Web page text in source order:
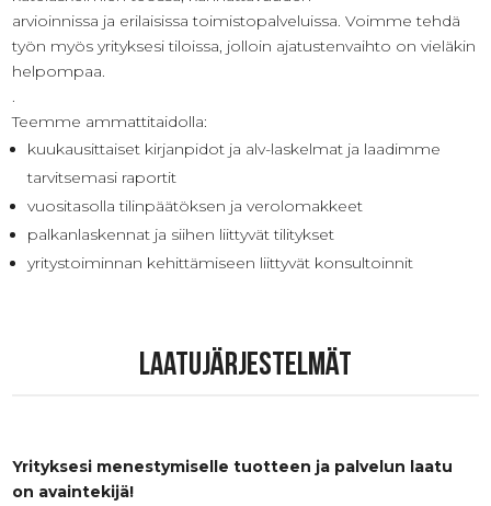
arvioinnissa ja erilaisissa toimistopalveluissa. Voimme tehdä
työn myös yrityksesi tiloissa, jolloin ajatustenvaihto on vieläkin
helpompaa.
.
Teemme ammattitaidolla:
kuukausittaiset kirjanpidot ja alv-laskelmat ja laadimme
tarvitsemasi raportit
vuositasolla tilinpäätöksen ja verolomakkeet
palkanlaskennat ja siihen liittyvät tilitykset
yritystoiminnan kehittämiseen liittyvät konsultoinnit
Laatujärjestelmät
Yrityksesi menestymiselle tuotteen ja palvelun laatu
on avaintekijä!